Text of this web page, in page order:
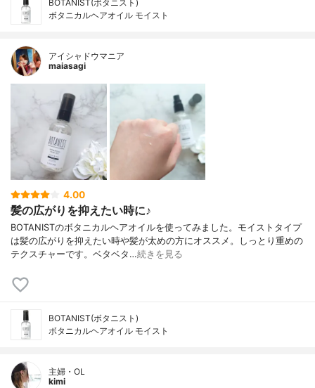
BOTANIST(ボタニスト)
ボタニカルヘアオイル モイスト
アイシャドウマニア
maiasagi
4.00
髪の広がりを抑えたい時に♪
BOTANISTのボタニカルヘアオイルを使ってみました。モイストタイプ
は髪の広がりを抑えたい時や髪が太めの方にオススメ。しっとり重めの
テクスチャーです。ベタベタ…続きを見る
BOTANIST(ボタニスト)
ボタニカルヘアオイル モイスト
主婦・OL
kimi